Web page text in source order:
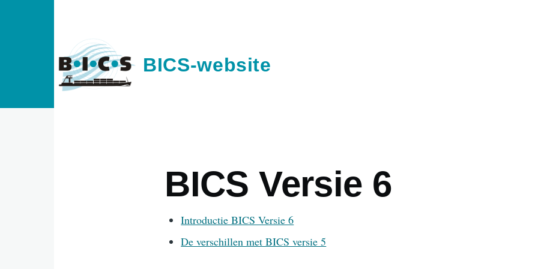
BICS-website
BICS Versie 6
Introductie BICS Versie 6
De verschillen met BICS versie 5